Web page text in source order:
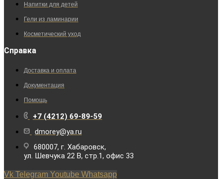
Напитки для детей
Гели из ламинарии
Косметический уход
Справка
Доставка и оплата
Документация
Помощь
+7 (4212) 69-89-59
dmorey@ya.ru
680007, г. Хабаровск,
ул. Шевчука 22 В, стр.1, офис 33
Vk Telegram Youtube Whatsapp